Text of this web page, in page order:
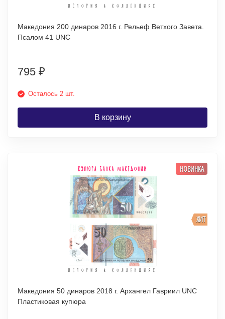
Македония 200 динаров 2016 г. Рельеф Ветхого Завета.
Псалом 41 UNC
795 ₽
Осталось 2 шт.
В корзину
ХИТ
НОВИНКА
Македония 50 динаров 2018 г. Архангел Гавриил UNC
Пластиковая купюра